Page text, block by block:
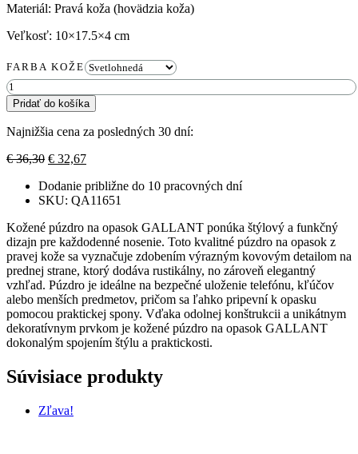
Materiál: Pravá koža (hovädzia koža)
Veľkosť: 10×17.5×4 cm
FARBA KOŽE
množstvo
Kožené
púzdro
na
opasok
GALLANT
Pridať do košíka
Najnižšia cena za posledných 30 dní:
€36,30 Pôvodná
bola:
€ 36,30.
€ 32,67Aktuálna
je:
€ 32,67.
Dodanie približne do 10 pracovných dní
SKU: QA11651
Kožené púzdro na opasok GALLANT ponúka štýlový a funkčný
dizajn pre každodenné nosenie. Toto kvalitné púzdro na opasok z
pravej kože sa vyznačuje zdobením výrazným kovovým detailom na
prednej strane, ktorý dodáva rustikálny, no zároveň elegantný
vzhľad. Púzdro je ideálne na bezpečné uloženie telefónu, kľúčov
alebo menších predmetov, pričom sa ľahko pripevní k opasku
pomocou praktickej spony. Vďaka odolnej konštrukcii a unikátnym
dekoratívnym prvkom je kožené púzdro na opasok GALLANT
dokonalým spojením štýlu a praktickosti.
Súvisiace produkty
Zľava!